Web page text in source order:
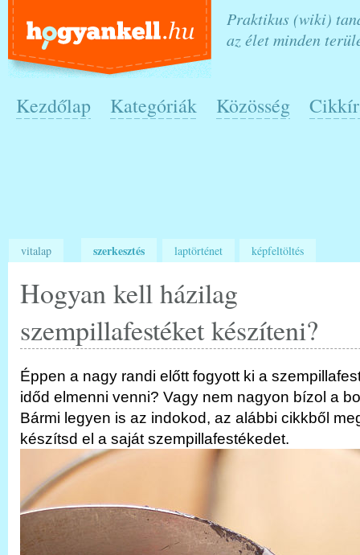
Praktikus (wiki)
az élet minden
Kezdőlap Kategóriák Közösség
vitalap szerkesztés laptörténet képfeltöltés
Hogyan kell házilag
szempillafestéket készíteni?
Éppen a nagy randi előtt fogyott ki a
időd elmenni venni? Vagy nem nagyon bízol a
Bármi legyen is az indokod, az alábbi cikkből
készítsd el a saját szempillafestékedet.